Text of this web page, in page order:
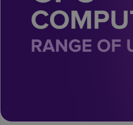
Luxembourg
18%
Portugal
Romania
19%